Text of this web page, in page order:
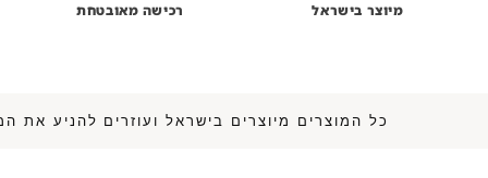
מיוצר בישראל רכישה מאובטחת
כל המוצרים מיוצרים בישראל ועוזרים